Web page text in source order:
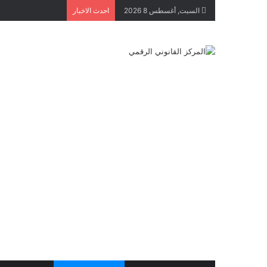
السبت, أغسطس 8 2026 احدث الاخبار